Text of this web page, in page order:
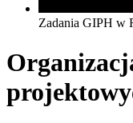
Zadania GIPH w